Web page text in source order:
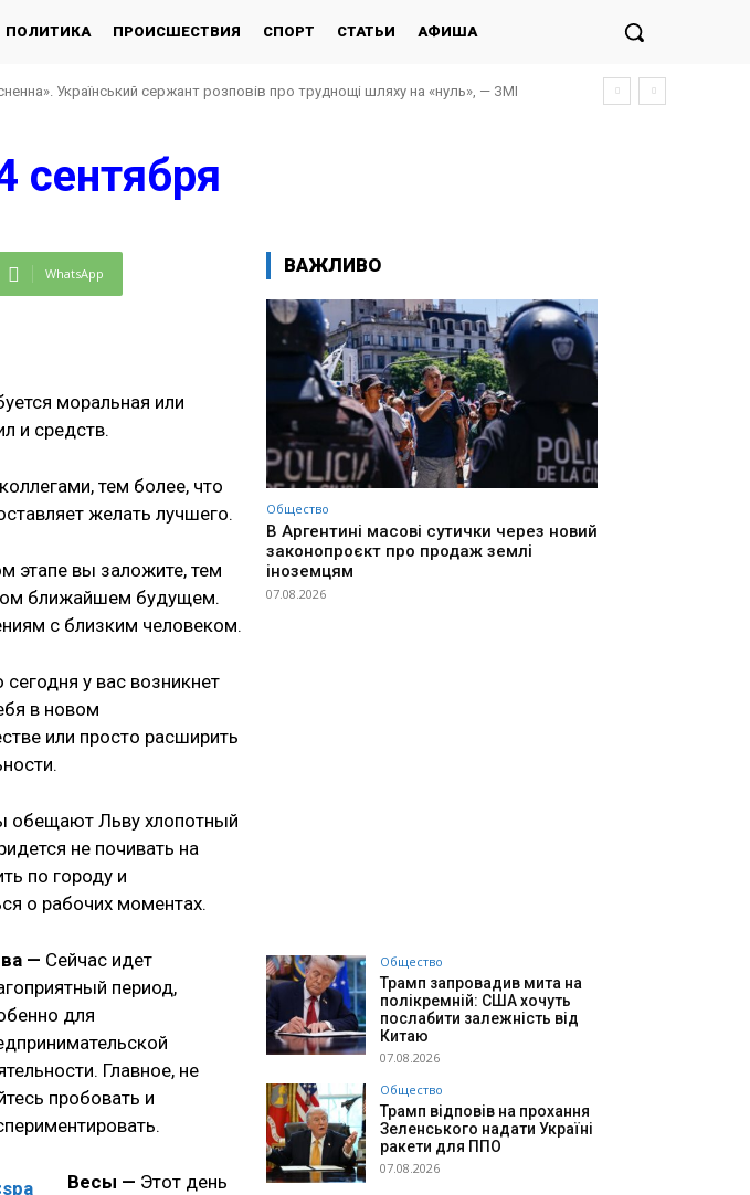
ПОЛИТИКА ПРОИСШЕСТВИЯ СПОРТ СТАТЬИ АФИША
Український сержант розповів про труднощі шляху на «нуль», — ЗМІ
сентября
WhatsApp
моральная или
и средств.
тем более, что
желать лучшего.
этапе вы заложите, тем
ближайшем будущем.
с близким человеком.
у вас возникнет
в новом
или просто расширить
обещают Льву хлопотный
не почивать на
по городу и
о рабочих моментах.
— Сейчас идет
период,
для
Главное, не
пробовать и
Весы — Этот день
ВАЖЛИВО
Общество
В Аргентині масові сутички через новий
законопроєкт про продаж землі
іноземцям
07.08.2026
Общество
Трамп запровадив мита на
полікремній: США хочуть
послабити залежність від
Китаю
07.08.2026
Общество
Трамп відповів на прохання
Зеленського надати Україні
ракети для ППО
07.08.2026